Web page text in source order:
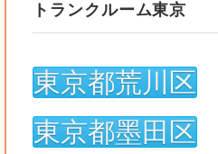
トランクルーム東京
東京都荒川区
東京都墨田区